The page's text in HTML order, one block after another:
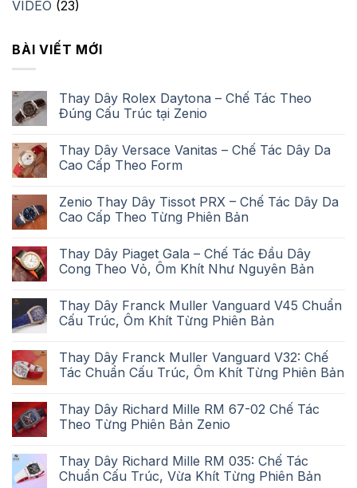
VIDEO (23)
BÀI VIẾT MỚI
Thay Dây Rolex Daytona – Chế Tác Theo
Đúng Cấu Trúc tại Zenio
Thay Dây Versace Vanitas – Chế Tác Dây Da
Cao Cấp Theo Form
Zenio Thay Dây Tissot PRX – Chế Tác Dây Da
Cao Cấp Theo Từng Phiên Bản
Thay Dây Piaget Gala – Chế Tác Đầu Dây
Cong Theo Vỏ, Ôm Khít Như Nguyên Bản
Thay Dây Franck Muller Vanguard V45 Chuẩn
Cấu Trúc, Ôm Khít Từng Phiên Bản
Thay Dây Franck Muller Vanguard V32: Chế
Tác Chuẩn Cấu Trúc, Ôm Khít Từng Phiên Bản
Thay Dây Richard Mille RM 67-02 Chế Tác
Theo Từng Phiên Bản Zenio
Thay Dây Richard Mille RM 035: Chế Tác
Chuẩn Cấu Trúc, Vừa Khít Từng Phiên Bản